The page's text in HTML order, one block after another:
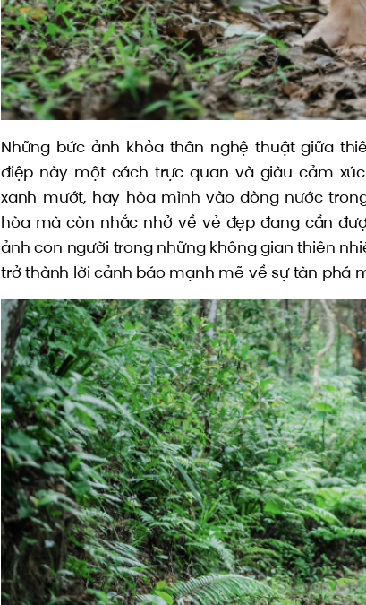
Những bức ảnh khỏa thân nghệ thuật giữa
điệp này một cách trực quan và giàu cảm
xanh mướt, hay hòa mình vào dòng nước
hòa mà còn nhắc nhở về vẻ đẹp đang cần
ảnh con người trong những không gian thiên
trở thành lời cảnh báo mạnh mẽ về sự tàn phá